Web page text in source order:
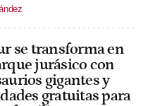
se transforma en
jurásico con
gigantes y
gratuitas para